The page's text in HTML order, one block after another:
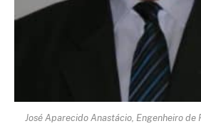
José Aparecido Anastácio, Engenheiro